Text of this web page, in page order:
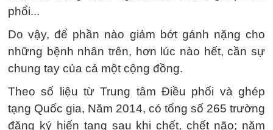
phổi...
Do vậy, để phần nào giảm bớt gánh nặng cho
những bệnh nhân trên, hơn lúc nào hết, cần sự
chung tay của cả một cộng đồng.
Theo số liệu từ Trung tâm Điều phối và ghép
tạng Quốc gia, Năm 2014, có tổng số 265 trường
đăng ký hiến tạng sau khi chết, chết não; năm